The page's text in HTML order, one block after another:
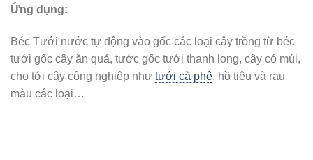
Ứng dụng:
Béc Tưới nước tự động vào gốc các loại cây trồng từ béc
tưới gốc cây ăn quả, tước gốc tưới thanh long, cây có múi,
cho tới cây công nghiệp như tưới cà phê, hồ tiêu và rau
màu các loại…